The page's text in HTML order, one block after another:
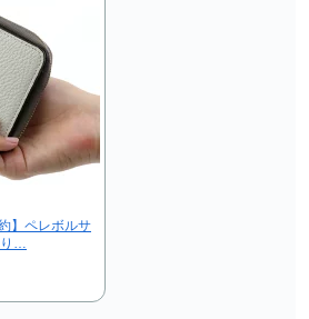
】ペレボルサ
…